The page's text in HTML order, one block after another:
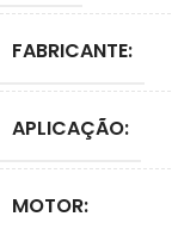
FABRICANTE:
APLICAÇÃO:
MOTOR: